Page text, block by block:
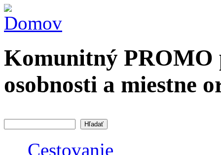
Komunitný
osobnosti a miestne
Cestovanie